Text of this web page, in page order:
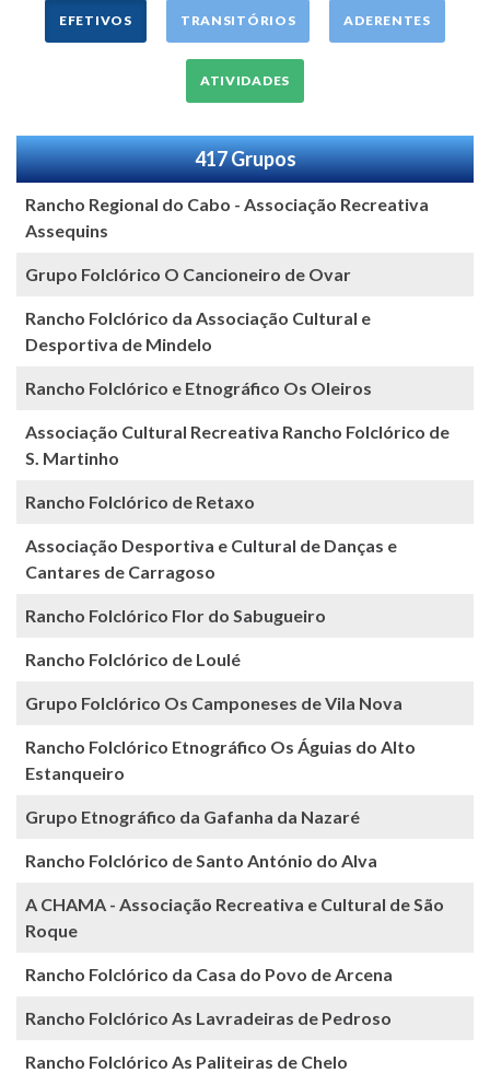
EFETIVOS TRANSITÓRIOS ADERENTES
ATIVIDADES
417 Grupos
Rancho Regional do Cabo - Associação Recreativa
Assequins
Grupo Folclórico O Cancioneiro de Ovar
Rancho Folclórico da Associação Cultural e
Desportiva de Mindelo
Rancho Folclórico e Etnográfico Os Oleiros
Associação Cultural Recreativa Rancho Folclórico de
S. Martinho
Rancho Folclórico de Retaxo
Associação Desportiva e Cultural de Danças e
Cantares de Carragoso
Rancho Folclórico Flor do Sabugueiro
Rancho Folclórico de Loulé
Grupo Folclórico Os Camponeses de Vila Nova
Rancho Folclórico Etnográfico Os Águias do Alto
Estanqueiro
Grupo Etnográfico da Gafanha da Nazaré
Rancho Folclórico de Santo António do Alva
A CHAMA - Associação Recreativa e Cultural de São
Roque
Rancho Folclórico da Casa do Povo de Arcena
Rancho Folclórico As Lavradeiras de Pedroso
Rancho Folclórico As Paliteiras de Chelo